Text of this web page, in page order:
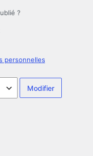
?
personnelles